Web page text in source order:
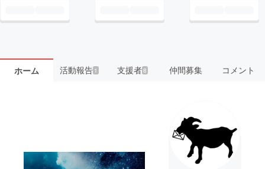
ホーム 活動報告1 支援者8 仲間募集 コメント